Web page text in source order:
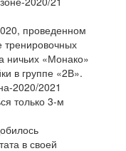
проведенном
ничьих «Монако»
в группе «2В».
2020/2021
только 3-м
в своей